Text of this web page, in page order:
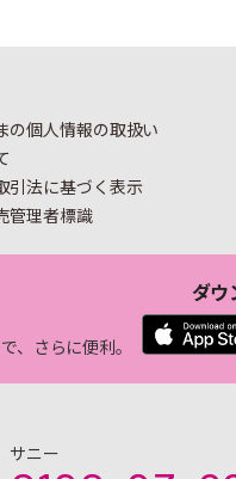
の個人情報の取扱い
引法に基づく表示
管理者標識
、さらに便利。
ダウ
サニー